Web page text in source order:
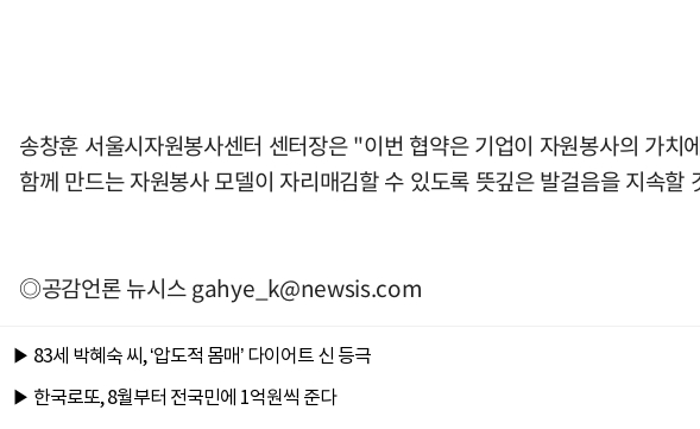
송창훈 서울시자원봉사센터 센터장은 "이번 협약은 기업이 자원봉사의 가
함께 만드는 자원봉사 모델이 자리매김할 수 있도록 뜻깊은 발걸음을 지속할
◎공감언론 뉴시스gahye_k@newsis.com